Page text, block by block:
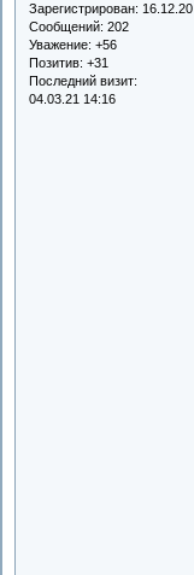
Зарегистрирован: 16.12.20
Сообщений: 202
Уважение: +56
Позитив: +31
Последний визит:
04.03.21 14:16